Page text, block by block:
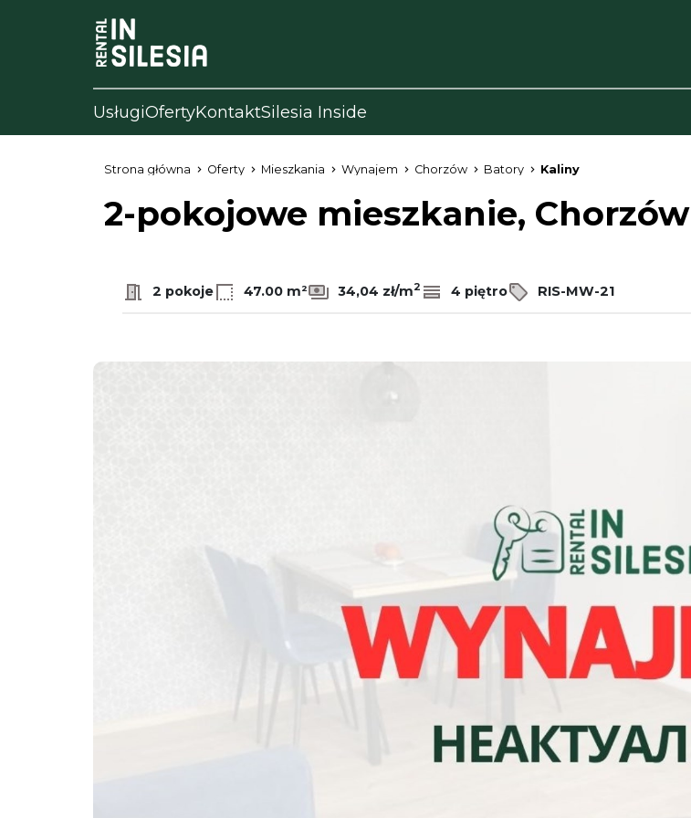
UsługiOfertyKontaktSilesia Inside
Strona główna Oferty Mieszkania Wynajem Chorzów Batory Kaliny
2-pokojowe mieszkanie, Chorzów
2 pokoje 47.00 m² 34,04 zł/m2 4 piętro RIS-MW-21